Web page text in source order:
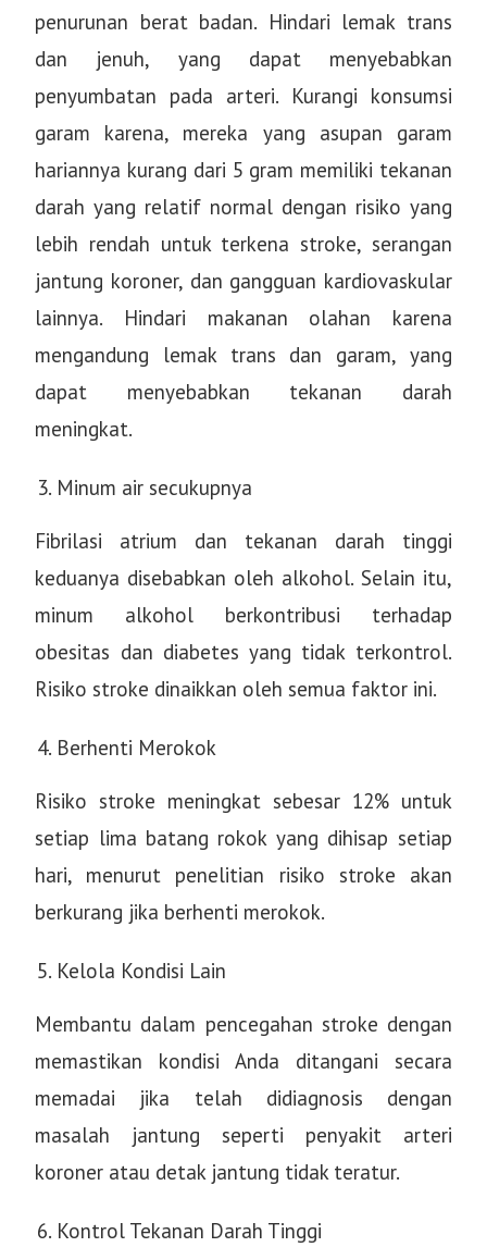
penurunan berat badan. Hindari lemak trans
dan jenuh, yang dapat menyebabkan
penyumbatan pada arteri. Kurangi konsumsi
garam karena, mereka yang asupan garam
hariannya kurang dari 5 gram memiliki tekanan
darah yang relatif normal dengan risiko yang
lebih rendah untuk terkena stroke, serangan
jantung koroner, dan gangguan kardiovaskular
lainnya. Hindari makanan olahan karena
mengandung lemak trans dan garam, yang
dapat menyebabkan tekanan darah
meningkat.
Minum air secukupnya
Fibrilasi atrium dan tekanan darah tinggi
keduanya disebabkan oleh alkohol. Selain itu,
minum alkohol berkontribusi terhadap
obesitas dan diabetes yang tidak terkontrol.
Risiko stroke dinaikkan oleh semua faktor ini.
Berhenti Merokok
Risiko stroke meningkat sebesar 12% untuk
setiap lima batang rokok yang dihisap setiap
hari, menurut penelitian risiko stroke akan
berkurang jika berhenti merokok.
Kelola Kondisi Lain
Membantu dalam pencegahan stroke dengan
memastikan kondisi Anda ditangani secara
memadai jika telah didiagnosis dengan
masalah jantung seperti penyakit arteri
koroner atau detak jantung tidak teratur.
Kontrol Tekanan Darah Tinggi